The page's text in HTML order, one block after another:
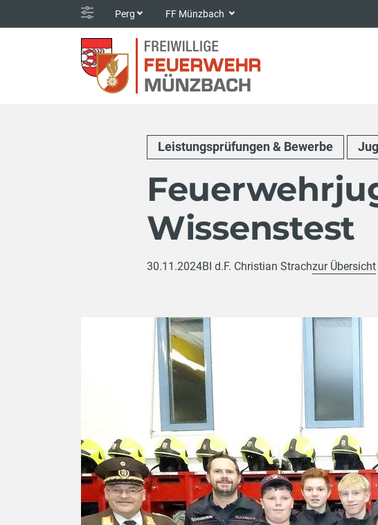
Perg FF Münzbach
Leistungsprüfungen & Bewerbe
Wissenstest
30.11.2024BI d.F. Christian Strachzur Übersicht